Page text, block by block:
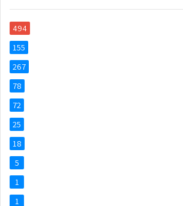
494
155
267
78
72
25
18
5
1
1